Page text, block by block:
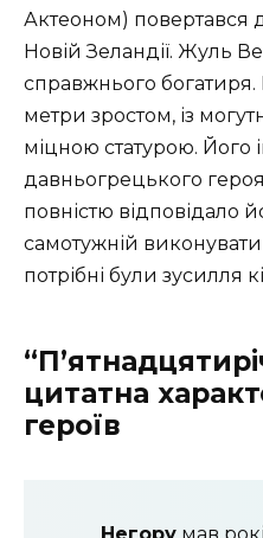
Актеоном) повертався
Новій Зеландії. Жуль
справжнього богатиря.
метри зростом, із
міцною статурою. Його
давньогрецького
повністю відповідало
самотужній
потрібні були зусилля
цитатна
героїв